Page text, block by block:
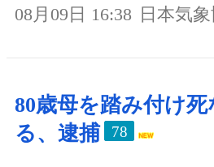
08月09日 16:38 日本気
80歳母を踏み付け死
る、逮捕
78